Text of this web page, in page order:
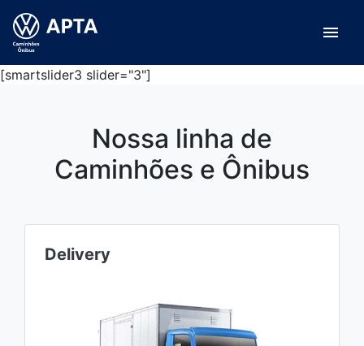
menu
[smartslider3 slider="3"]
Nossa linha de
Caminhões e Ônibus
Delivery